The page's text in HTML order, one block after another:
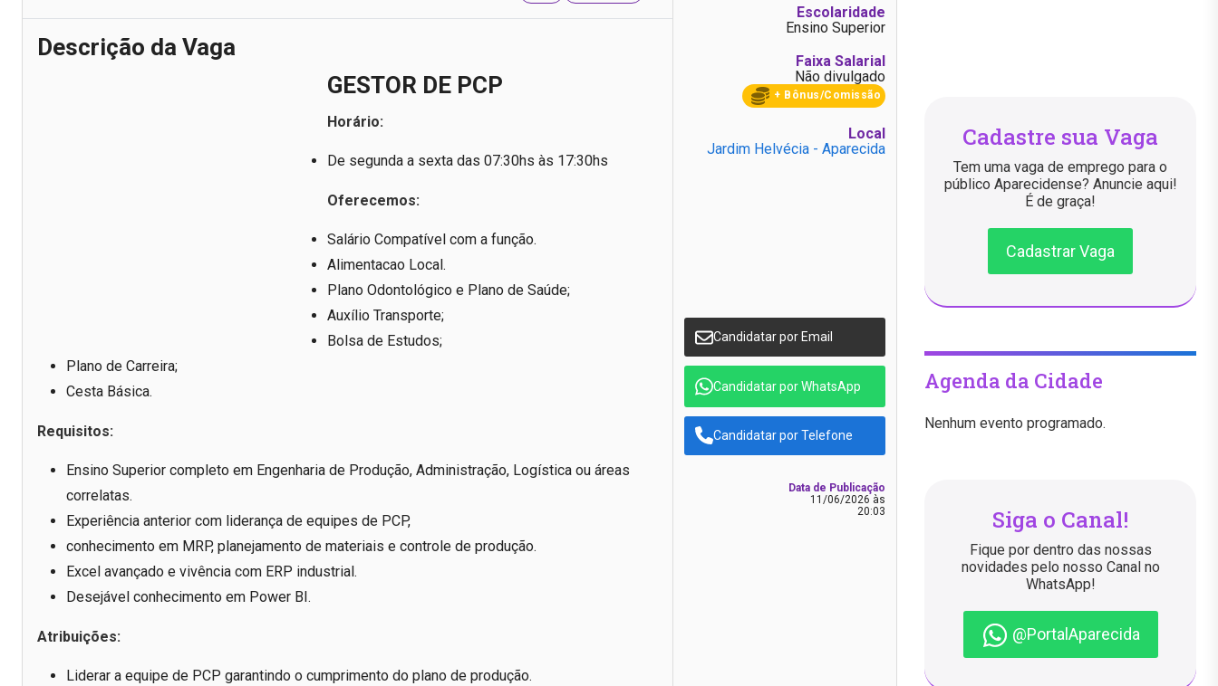
Descrição da Vaga
GESTOR DE PCP
Horário:
De segunda a sexta das 07:30hs às 17:30hs
Oferecemos:
Salário Compatível com a função.
Alimentacao Local.
Plano Odontológico e Plano de Saúde;
Auxílio Transporte;
Bolsa de Estudos;
Plano de Carreira;
Cesta Básica.
Requisitos:
Ensino Superior completo em Engenharia de Produção, Administração, Logística ou áreas
correlatas.
Experiência anterior com liderança de equipes de PCP,
conhecimento em MRP, planejamento de materiais e controle de produção.
Excel avançado e vivência com ERP industrial.
Desejável conhecimento em Power BI.
Atribuições:
Liderar a equipe de PCP garantindo o cumprimento do plano de produção.
Escolaridade
Ensino Superior
Faixa Salarial
Não divulgado
+ Bônus/Comissão
Local
Jardim Helvécia - Aparecida
Candidatar por Email
Candidatar por WhatsApp
Candidatar por Telefone
Data de Publicação
11/06/2026 às
20:03
Cadastre sua Vaga
Tem uma vaga de emprego para o
público Aparecidense? Anuncie aqui!
É de graça!
Cadastrar Vaga
Agenda da Cidade
Nenhum evento programado.
Siga o Canal!
Fique por dentro das nossas
novidades pelo nosso Canal no
WhatsApp!
@PortalAparecida